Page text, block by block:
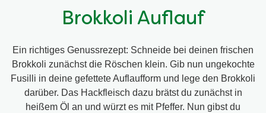
Brokkoli Auflauf
Ein richtiges Genussrezept: Schneide bei deinen frischen
Brokkoli zunächst die Röschen klein. Gib nun ungekochte
Fusilli in deine gefettete Auflaufform und lege den Brokkoli
darüber. Das Hackfleisch dazu brätst du zunächst in
heißem Öl an und würzt es mit Pfeffer. Nun gibst du